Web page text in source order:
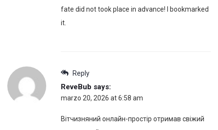
fate did not took place in advance! I bookmarked
it.
Reply
ReveBub says:
marzo 20, 2026 at 6:58 am
Вітчизняний онлайн-простір отримав свіжий